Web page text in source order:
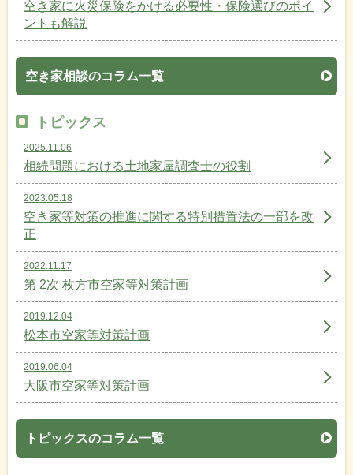
空き家に火災保険をかける必要性・保険選びのポイ
ントも解説
空き家相談のコラム一覧
トピックス
2025.11.06
相続問題における土地家屋調査士の役割
2023.05.18
空き家等対策の推進に関する特別措置法の一部を改
正
2022.11.17
第 2次 枚方市空家等対策計画
2019.12.04
松本市空家等対策計画
2019.06.04
大阪市空家等対策計画
トピックスのコラム一覧